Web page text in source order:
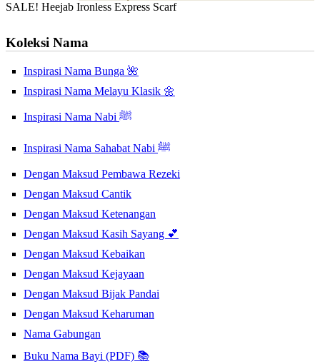
SALE! Heejab Ironless Express Scarf
Koleksi Nama
Inspirasi Nama Bunga 🌺
Inspirasi Nama Melayu Klasik 🌼
Inspirasi Nama Nabi ﷺ
Inspirasi Nama Sahabat Nabi ﷺ
Dengan Maksud Pembawa Rezeki
Dengan Maksud Cantik
Dengan Maksud Ketenangan
Dengan Maksud Kasih Sayang 💕
Dengan Maksud Kebaikan
Dengan Maksud Kejayaan
Dengan Maksud Bijak Pandai
Dengan Maksud Keharuman
Nama Gabungan
Buku Nama Bayi (PDF) 📚